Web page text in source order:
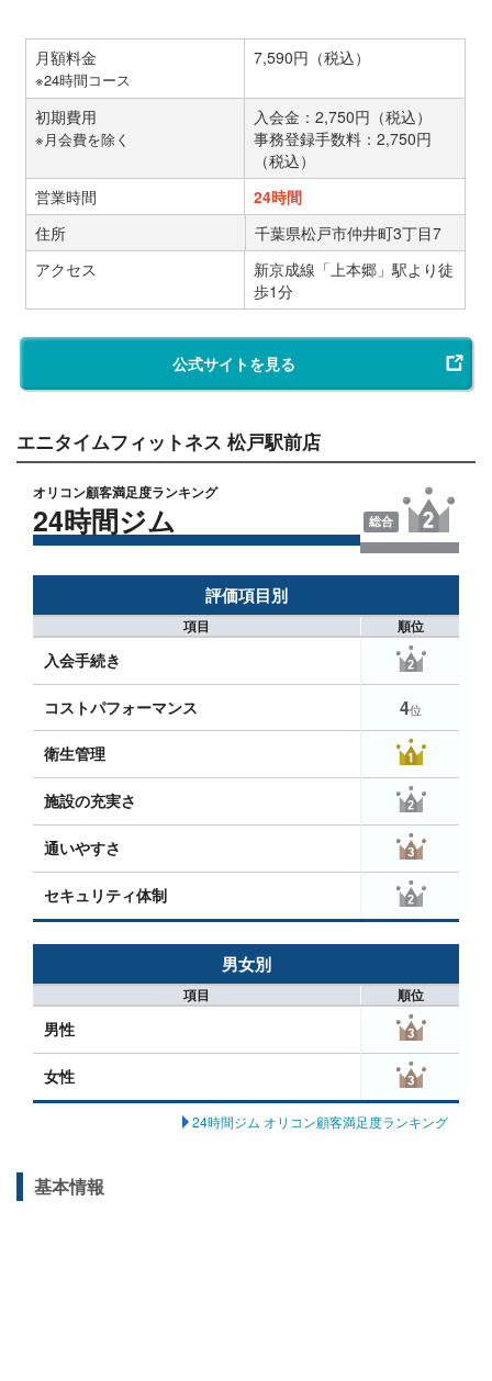
月額料金
※24時間コース
7,590円（税込）
初期費用
※月会費を除く
入会金：2,750円（税込）
事務登録手数料：2,750円
（税込）
営業時間
24時間
住所
千葉県松戸市仲井町3丁目7
アクセス
新京成線「上本郷」駅より徒
歩1分
公式サイトを見る
エニタイムフィットネス 松戸駅前店
オリコン顧客満足度ランキング
24時間ジム 総合
評価項目別
項目 順位
入会手続き
コストパフォーマンス 4位
衛生管理
施設の充実さ
通いやすさ
セキュリティ体制
男女別
項目 順位
男性
女性
24時間ジム オリコン顧客満足度ランキング
基本情報